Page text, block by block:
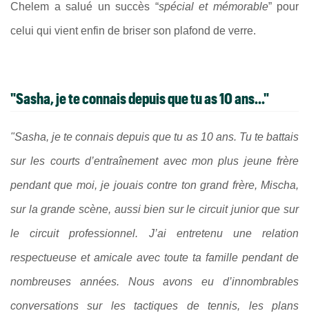
Chelem a salué un succès “spécial et mémorable” pour
celui qui vient enfin de briser son plafond de verre.
"Sasha, je te connais depuis que tu as 10 ans..."
"Sasha, je te connais depuis que tu as 10 ans. Tu te battais
sur les courts d’entraînement avec mon plus jeune frère
pendant que moi, je jouais contre ton grand frère, Mischa,
sur la grande scène, aussi bien sur le circuit junior que sur
le circuit professionnel. J’ai entretenu une relation
respectueuse et amicale avec toute ta famille pendant de
nombreuses années. Nous avons eu d’innombrables
conversations sur les tactiques de tennis, les plans